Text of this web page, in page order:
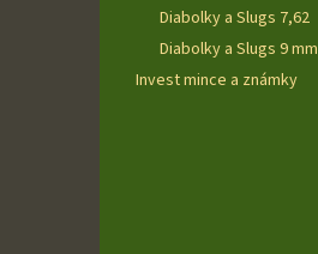
Diabolky a Slugs 7,62
Diabolky a Slugs 9 mm
Invest mince a známky